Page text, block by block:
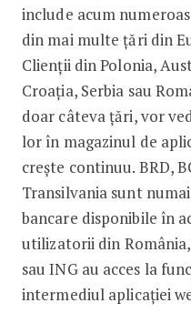
include acum
din mai multe țări din
Clienții din Polonia,
Croația, Serbia sau
doar câteva țări, vor
lor în magazinul de
crește continuu. BRD,
Transilvania sunt
bancare disponibile în
utilizatorii din
sau ING au acces la
intermediul aplicației